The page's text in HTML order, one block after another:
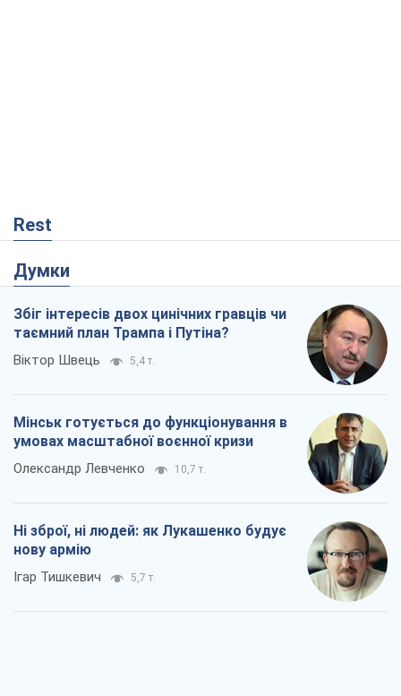
Rest
Думки
Збіг інтересів двох цинічних гравців чи
таємний план Трампа і Путіна?
Віктор Швець 5,4 т.
Мінськ готується до функціонування в
умовах масштабної воєнної кризи
Олександр Левченко 10,7 т.
Ні зброї, ні людей: як Лукашенко будує
нову армію
Ігар Тишкевич 5,7 т.